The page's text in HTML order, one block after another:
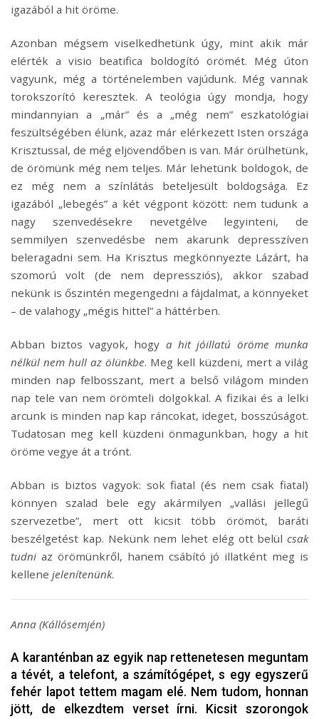
igazából a hit öröme.
Azonban mégsem viselkedhetünk úgy, mint akik már
elérték a visio beatifica boldogító örömét. Még úton
vagyunk, még a történelemben vajúdunk. Még vannak
torokszorító keresztek. A teológia úgy mondja, hogy
mindannyian a „már” és a „még nem” eszkatológiai
feszültségében élünk, azaz már elérkezett Isten országa
Krisztussal, de még eljövendőben is van. Már örülhetünk,
de örömünk még nem teljes. Már lehetünk boldogok, de
ez még nem a színlátás beteljesült boldogsága. Ez
igazából „lebegés” a két végpont között: nem tudunk a
nagy szenvedésekre nevetgélve legyinteni, de
semmilyen szenvedésbe nem akarunk depresszíven
beleragadni sem. Ha Krisztus megkönnyezte Lázárt, ha
szomorú volt (de nem depressziós), akkor szabad
nekünk is őszintén megengedni a fájdalmat, a könnyeket
– de valahogy „mégis hittel” a háttérben.
Abban biztos vagyok, hogy a hit jóillatú öröme munka
nélkül nem hull az ölünkbe. Meg kell küzdeni, mert a világ
minden nap felbosszant, mert a belső világom minden
nap tele van nem örömteli dolgokkal. A fizikai és a lelki
arcunk is minden nap kap ráncokat, ideget, bosszúságot.
Tudatosan meg kell küzdeni önmagunkban, hogy a hit
öröme vegye át a trónt.
Abban is biztos vagyok: sok fiatal (és nem csak fiatal)
könnyen szalad bele egy akármilyen „vallási jellegű
szervezetbe”, mert ott kicsit több örömöt, baráti
beszélgetést kap. Nekünk nem lehet elég ott belül csak
tudni az örömünkről, hanem csábító jó illatként meg is
kellene jelenítenünk.
Anna (Kállósemjén)
A karanténban az egyik nap rettenetesen meguntam
a tévét, a telefont, a számítógépet, s egy egyszerű
fehér lapot tettem magam elé. Nem tudom, honnan
jött, de elkezdtem verset írni. Kicsit szorongok